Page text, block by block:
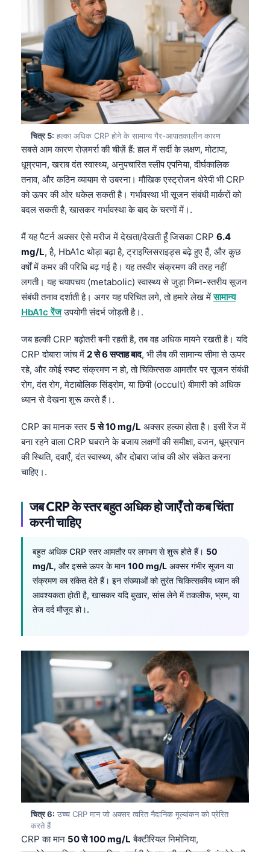
चित्र 5: हल्का अधिक CRP होने के सामान्य गैर-आपातकालीन कारण
सबसे आम कारण रोज़मर्रा की चीज़ें हैं: हाल में सर्दी के लक्षण, मोटापा,
धूम्रपान, खराब दंत स्वास्थ्य, अनुपचारित स्लीप एपनिया, दीर्घकालिक
तनाव, और कठिन व्यायाम से उबरना। मौखिक एस्ट्रोजन थेरेपी भी CRP
को ऊपर की ओर धकेल सकती है। गर्भावस्था भी सूजन संबंधी मार्करों को
बदल सकती है, खासकर गर्भावस्था के बाद के चरणों में।.
मैं यह पैटर्न अक्सर ऐसे मरीज में देखता/देखती हूँ जिसका CRP 6.4
mg/L, है, HbA1c थोड़ा बढ़ा है, ट्राइग्लिसराइड्स बढ़े हुए हैं, और कुछ
वर्षों में कमर की परिधि बढ़ गई है। यह तस्वीर संक्रमण की तरह नहीं
लगती। यह चयापचय (metabolic) स्वास्थ्य से जुड़ा निम्न-स्तरीय सूजन
संबंधी तनाव दर्शाती है। अगर यह परिचित लगे, तो हमारे लेख मेंसामान्य
HbA1c रेंजउपयोगी संदर्भ जोड़ती है।.
जब हल्की CRP बढ़ोतरी बनी रहती है, तब वह अधिक मायने रखती है। यदि
CRP दोबारा जांच में 2 से 6 सप्ताह बाद, भी लैब की सामान्य सीमा से ऊपर
रहे, और कोई स्पष्ट संक्रमण न हो, तो चिकित्सक आमतौर पर सूजन संबंधी
रोग, दंत रोग, मेटाबोलिक सिंड्रोम, या छिपी (occult) बीमारी को अधिक
ध्यान से देखना शुरू करते हैं।.
CRP का मानक स्तर 5 से 10 mg/L अक्सर हल्का होता है। इसी रेंज में
बना रहने वाला CRP घबराने के बजाय लक्षणों की समीक्षा, वजन, धूम्रपान
की स्थिति, दवाएँ, दंत स्वास्थ्य, और दोबारा जांच की ओर संकेत करना
चाहिए।.
जब CRP के स्तर बहुत अधिक हो जाएँ तो कब चिंता
करनी चाहिए
बहुत अधिक CRP स्तर आमतौर पर लगभग से शुरू होते हैं। 50
mg/L, और इससे ऊपर के मान 100 mg/L अक्सर गंभीर सूजन या
संक्रमण का संकेत देते हैं। इन संख्याओं को तुरंत चिकित्सकीय ध्यान की
आवश्यकता होती है, खासकर यदि बुखार, सांस लेने में तकलीफ, भ्रम, या
तेज दर्द मौजूद हो।.
चित्र 6: उच्च CRP मान जो अक्सर त्वरित नैदानिक मूल्यांकन को प्रेरित
करते हैं
CRP का मान 50 से 100 mg/L बैक्टीरियल निमोनिया,